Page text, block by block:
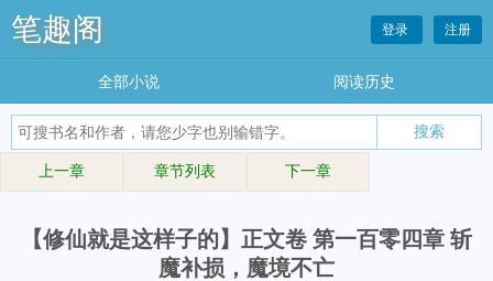
笔趣阁 登录 注册
全部小说 阅读历史
上一章 章节列表 下一章
【修仙就是这样子的】正文卷 第一百零四章 斩
魔补损，魔境不亡